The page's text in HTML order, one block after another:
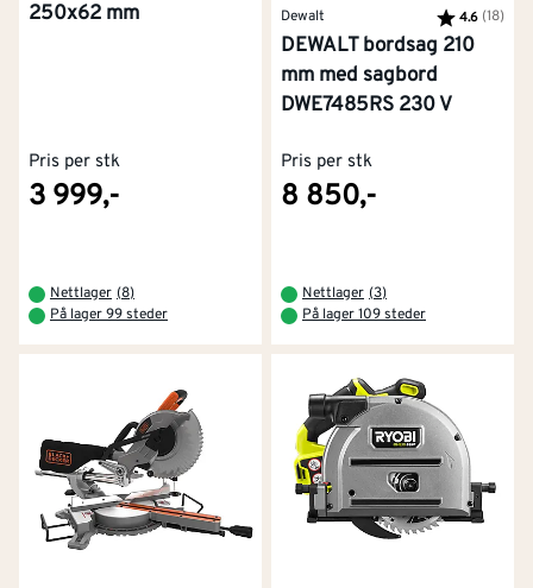
250x62 mm
Pris per stk
3 999,-
Nettlager (8)
På lager 99 steder
Dewalt Karakter:
4.6 (18)
DEWALT bordsag 210
mm med sagbord
DWE7485RS 230 V
Pris per stk
8 850,-
Nettlager (3)
På lager 109 steder